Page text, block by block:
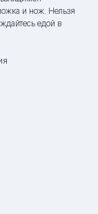
и нож. Нельзя
едой в